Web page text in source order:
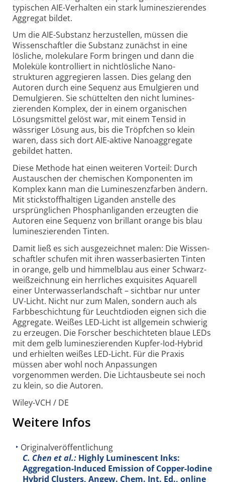
typischen AIE-Verhalten ein stark lumines­zierendes
Aggregat bildet.
Um die AIE-Substanz herzustellen, müssen die
Wissen­schaftler die Substanz zunächst in eine
lösliche, molekulare Form bringen und dann die
Moleküle kontrolliert in nicht­lösliche Nano­
strukturen aggregieren lassen. Dies gelang den
Autoren durch eine Sequenz aus Emulgieren und
Demulgieren. Sie schüttelten den nicht lumines­
zierenden Komplex, der in einem organischen
Lösungs­mittel gelöst war, mit einem Tensid in
wässriger Lösung aus, bis die Tröpfchen so klein
waren, dass sich dort AIE-aktive Nano­aggregate
gebildet hatten.
Diese Methode hat einen weiteren Vorteil: Durch
Austauschen der chemischen Komponenten im
Komplex kann man die Lumineszenz­farben ändern.
Mit stickstoff­haltigen Liganden anstelle des
ursprünglichen Phosphan­liganden erzeugten die
Autoren eine Sequenz von brillant orange bis blau
lumines­zierenden Tinten.
Damit ließ es sich ausgezeichnet malen: Die Wissen­
schaftler schufen mit ihren wasser­basierten Tinten
in orange, gelb und himmel­blau aus einer Schwarz­
weiß­zeichnung ein herrliches exquisites Aquarell
einer Unter­wasser­landschaft – sichtbar nur unter
UV-Licht. Nicht nur zum Malen, sondern auch als
Farb­beschichtung für Leucht­dioden eignen sich die
Aggregate. Weißes LED-Licht ist allgemein schwierig
zu erzeugen. Die Forscher beschichteten blaue LEDs
mit dem gelb lumines­zierenden Kupfer-Iod-Hybrid
und erhielten weißes LED-Licht. Für die Praxis
müssen aber wohl noch Anpassungen
vorgenommen werden. Die Licht­ausbeute sei noch
zu klein, so die Autoren.
Wiley-VCH / DE
Weitere Infos
Originalveröffentlichung
C. Chen et al.: Highly Luminescent Inks:
Aggregation-Induced Emission of Copper-Iodine
Hybrid Clusters, Angew. Chem. Int. Ed., online